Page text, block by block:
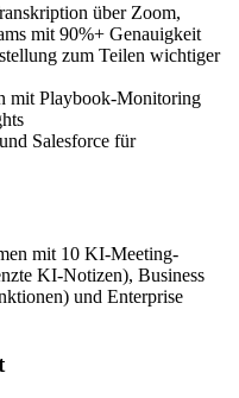
über Zoom,
mit 90%+ Genauigkeit
zum Teilen wichtiger
mit Playbook-Monitoring
Salesforce für
mit 10 KI-Meeting-
KI-Notizen), Business
und Enterprise